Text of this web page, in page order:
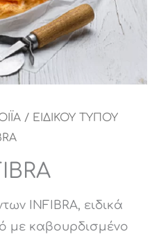
/ ΕΙΔΙΚΟΥ ΤΥΠΟΥ
INFIBRA, ειδικά
με καβουρδισμένο